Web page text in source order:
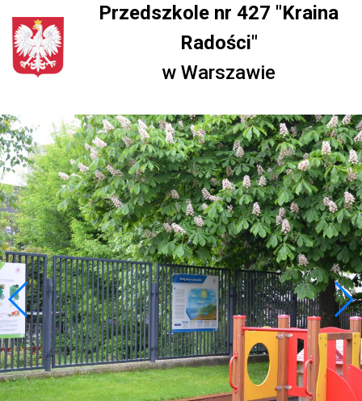
Przedszkole nr 427 "Kraina
Radości"
w Warszawie